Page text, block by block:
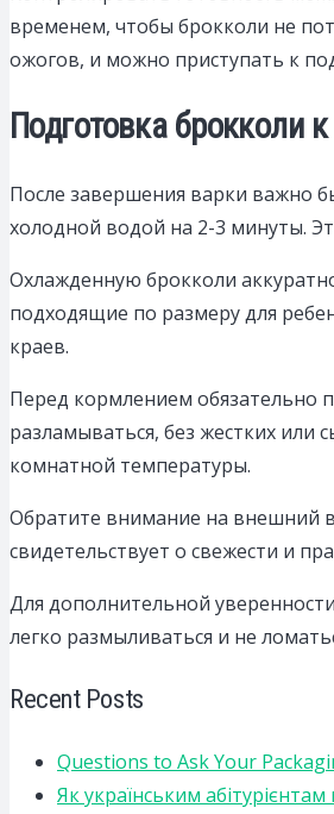
временем, чтобы брокколи не
ожогов, и можно приступать к
Подготовка брокколи
После завершения варки важно
холодной водой на 2-3 минуты.
Охлажденную брокколи
подходящие по размеру для
краев.
Перед кормлением обязательно
разламываться, без жестких или
комнатной температуры.
Обратите внимание на внешний
свидетельствует о свежести и
Для дополнительной
легко размыливаться и не
Recent Posts
Questions to Ask Your
Як українським